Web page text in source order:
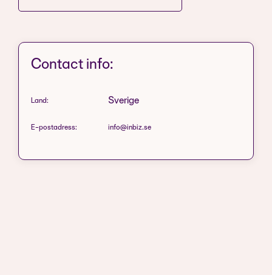
Contact info:
Land: Sverige
E-postadress: info@inbiz.se